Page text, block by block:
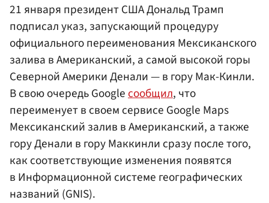
21 января президент США Дональд Трамп
подписал указ, запускающий процедуру
официального переименования Мексиканского
залива в Американский, а самой высокой горы
Северной Америки Денали — в гору Мак-Кинли.
В свою очередь Googleсообщил, что
переименует в своем сервисе Google Maps
Мексиканский залив в Американский, а также
гору Денали в гору Маккинли сразу после того,
как соответствующие изменения появятся
в Информационной системе географических
названий (GNIS).